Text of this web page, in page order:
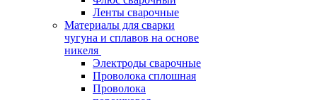
Ленты сварочные
Материалы для сварки
чугуна и сплавов на основе
никеля
Электроды сварочные
Проволока сплошная
Проволока